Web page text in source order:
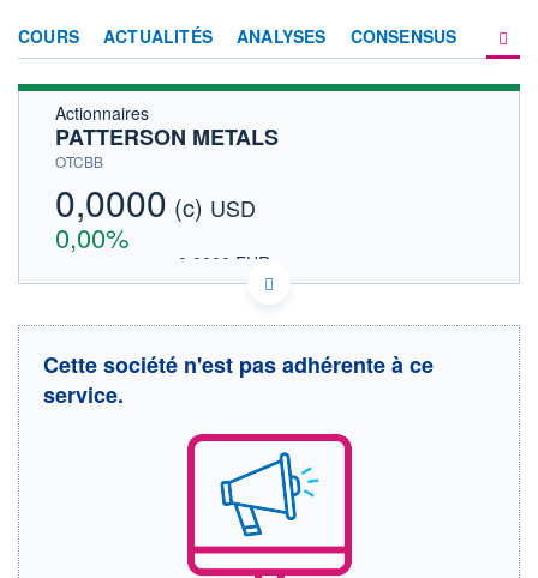
COURS ACTUALITÉS ANALYSES CONSENSUS
Actionnaires
PATTERSON METALS
OTCBB
0,0000 (c) USD
0,00%
0,0000 EUR
DONNÉES TEMPS DIFFÉRÉ
Cotation sur les autres places
0,0000
+ BAS
0,0000
CAPITAL ÉCHANGÉ
0,00%
Cette société n'est pas adhérente à ce
service.